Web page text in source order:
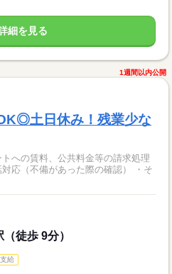
細を見る
1週間以内公開
土日休み！残業少な
応（不備があった際の確認） ・そ
徒歩 9分）
給